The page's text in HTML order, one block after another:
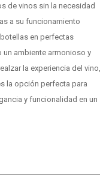
de vinos sin la necesidad
a su funcionamiento
en perfectas
ambiente armonioso y
la experiencia del vino,
la opción perfecta para
y funcionalidad en un